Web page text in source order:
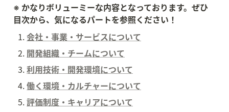
※ かなりボリューミーな内容となっております。ぜひ
目次から、気になるパートを参照ください！
会社・事業・サービスについて
開発組織・チームについて
利用技術・開発環境について
働く環境・カルチャーについて
評価制度・キャリアについて